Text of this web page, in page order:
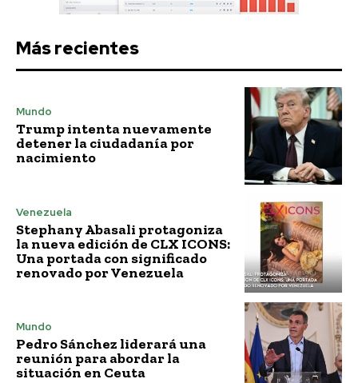
Más recientes
Mundo
Trump intenta nuevamente
detener la ciudadanía por
nacimiento
Venezuela
Stephany Abasali protagoniza
la nueva edición de CLX ICONS:
Una portada con significado
renovado por Venezuela
Mundo
Pedro Sánchez liderará una
reunión para abordar la
situación en Ceuta